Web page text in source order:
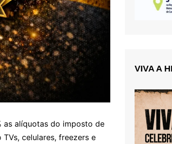
as alíquotas do imposto de
celulares, freezers e
VIVA A